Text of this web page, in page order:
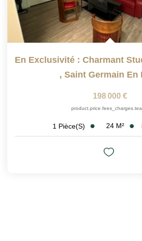
, Saint Germain En
198 000 €
1 Pièce(s) 24 M²